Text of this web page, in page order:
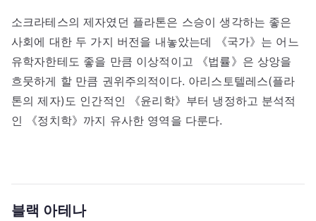
소크라테스의 제자였던 플라톤은 스승이 생각하는 좋은
사회에 대한 두 가지 버전을 내놓았는데 《국가》는 어느
유학자한테도 좋을 만큼 이상적이고 《법률》은 상앙을
흐뭇하게 할 만큼 권위주의적이다. 아리스토텔레스(플라
톤의 제자)도 인간적인 《윤리학》부터 냉정하고 분석적
인 《정치학》까지 유사한 영역을 다룬다.
블랙 아테나